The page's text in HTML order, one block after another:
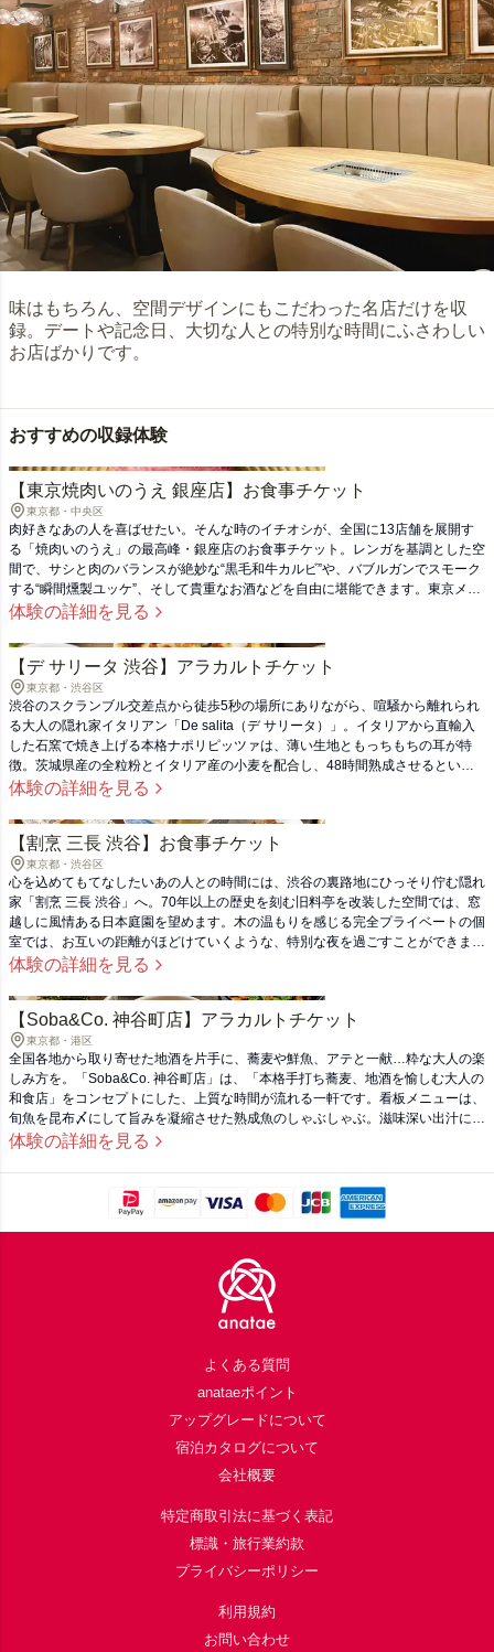
味はもちろん、空間デザインにもこだわった名店だけを収
録。デートや記念日、大切な人との特別な時間にふさわしい
お店ばかりです。
おすすめの収録体験
【東京焼肉いのうえ 銀座店】お食事チケット
東京都・中央区
肉好きなあの人を喜ばせたい。そんな時のイチオシが、全国に13店舗を展開す
る「焼肉いのうえ」の最高峰・銀座店のお食事チケット。レンガを基調とした空
間で、サシと肉のバランスが絶妙な“黒毛和牛カルビ”や、バブルガンでスモーク
する“瞬間燻製ユッケ”、そして貴重なお酒などを自由に堪能できます。東京メト
ロ有楽町線銀座一丁目駅6番出口から徒歩約1分。仕事帰りの肉会や女子会、デ
体験の詳細を見る
【デ サリータ 渋谷】アラカルトチケット
東京都・渋谷区
渋谷のスクランブル交差点から徒歩5秒の場所にありながら、喧騒から離れられ
る大人の隠れ家イタリアン「De salita（デ サリータ）」。イタリアから直輸⼊
した⽯窯で焼き上げる本格ナポリピッツァは、薄い生地ともっちもちの耳が特
徴。茨城県産の全粒粉とイタリア産の小麦を配合し、48時間熟成させるという
こだわりの生地、必食です。他にも日本各地から厳選した素材で作るイタリアン
ロケ地としても話題。ぜひ友人や同僚と足を運んでみてはいかがでしょうか。
体験の詳細を見る
【割烹 三長 渋谷】お食事チケット
東京都・渋谷区
心を込めてもてなしたいあの人との時間には、渋谷の裏路地にひっそり佇む隠れ
家「割烹 三長 渋谷」へ。70年以上の歴史を刻む旧料亭を改装した空間では、窓
越しに風情ある日本庭園を望めます。木の温もりを感じる完全プライベートの個
室では、お互いの距離がほどけていくような、特別な夜を過ごすことができま
す。ミシュラン掲載経験のある新料理長が手がけるコースは、季節の息吹を感じ
で味わう、大人のための新しい割烹体験を心ゆくまでお楽しみください。 ※本
店舗はコース料理のみの提供となります
体験の詳細を見る
【Soba&Co. 神谷町店】アラカルトチケット
東京都・港区
全国各地から取り寄せた地酒を片手に、蕎麦や鮮魚、アテと一献…粋な大人の楽
しみ方を。「Soba&Co. 神谷町店」は、「本格手打ち蕎麦、地酒を愉しむ大人の
和食店」をコンセプトにした、上質な時間が流れる一軒です。看板メニューは、
旬魚を昆布〆にして旨みを凝縮させた熟成魚のしゃぶしゃぶ。滋味深い出汁にく
ぐらせれば、思わず笑みがこぼれる贅沢な一品です。酒肴をゆっくり味わったあ
体験の詳細を見る
よくある質問
anataeポイント
アップグレードについて
宿泊カタログについて
会社概要
特定商取引法に基づく表記
標識・旅行業約款
プライバシーポリシー
利用規約
お問い合わせ